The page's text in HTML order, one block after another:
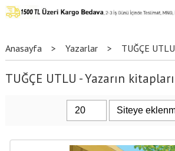
Anasayfa > Yazarlar > TUĞÇE UTLU
TUĞÇE UTLU - Yazarın kitapları